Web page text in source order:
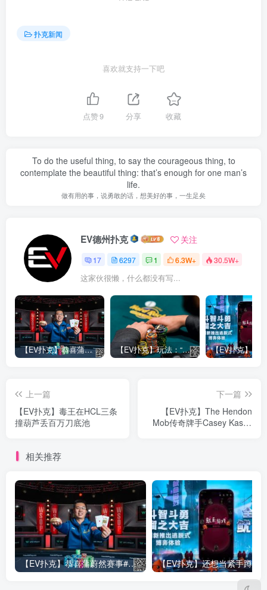
扑克新闻
喜欢就支持一下吧
点赞9 分享 收藏
To do the useful thing, to say the courageous thing, to
contemplate the beautiful thing: that’s enough for one man’s
life.
做有用的事，说勇敢的话，想美好的事，一生足矣
EV德州扑克 关注
17 6297 1 6.3W+ 30.5W+
这家伙很懒，什么都没有写...
【EV扑克】恭喜蒲蔚然赛事#65夺冠，收获国人2023WSOP第六条金手链，奖金93万刀！ 【EV扑克】玩法：“松弱鱼/松凶鱼打法”的基本攻略
上一篇
【EV扑克】毒王在HCL三条
撞葫芦丢百万刀底池
下一篇
【EV扑克】The Hendon
Mob传奇牌手Casey Kastle
相关推荐
【EV扑克】恭喜蒲蔚然赛事#65夺冠，收获国人2023WSOP第六条金手链，奖金93万刀！